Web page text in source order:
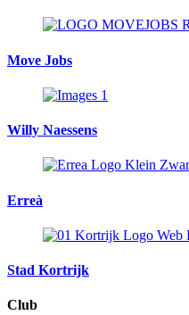
Move Jobs
Willy Naessens
Erreà
Stad Kortrijk
Club